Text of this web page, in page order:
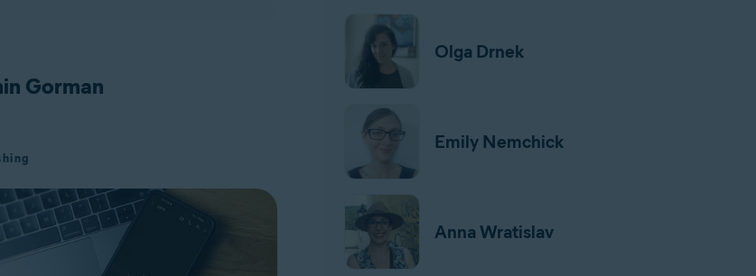
Gorman
Olga Drnek
Emily Nemchick
Anna Wratislav